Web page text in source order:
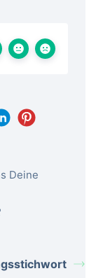
Deine